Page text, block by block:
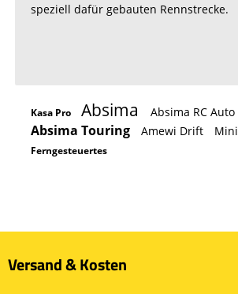
speziell dafür gebauten Rennstrecke.
Kasa Pro Absima Absima RC Auto
Absima Touring
Amewi Drift
Ferngesteuertes
Versand & Kosten